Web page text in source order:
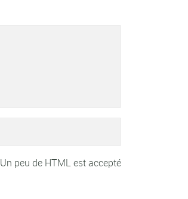
Un peu de HTML est accepté